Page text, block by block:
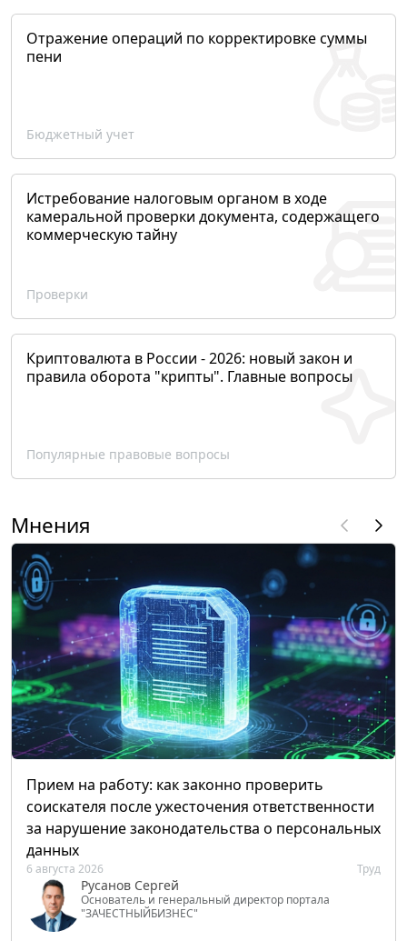
Отражение операций по корректировке суммы
пени
Бюджетный учет
Истребование налоговым органом в ходе
камеральной проверки документа, содержащего
коммерческую тайну
Проверки
Криптовалюта в России - 2026: новый закон и
правила оборота "крипты". Главные вопросы
Популярные правовые вопросы
Мнения
Прием на работу: как законно проверить
соискателя после ужесточения ответственности
за нарушение законодательства о персональных
данных
6 августа 2026 Труд
Русанов Сергей
Основатель и генеральный директор портала
"ЗАЧЕСТНЫЙБИЗНЕС"